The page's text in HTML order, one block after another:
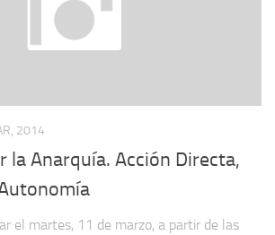
2014
la Anarquía. Acción Directa,
el martes, 11 de marzo, a partir de las